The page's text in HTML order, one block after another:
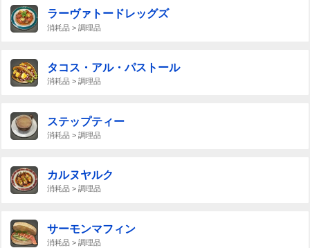
ラーヴァトードレッグズ
消耗品 > 調理品
タコス・アル・パストール
消耗品 > 調理品
ステップティー
消耗品 > 調理品
カルヌヤルク
消耗品 > 調理品
サーモンマフィン
消耗品 > 調理品